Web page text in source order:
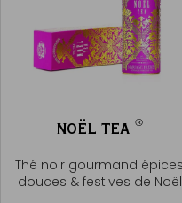
NOËL TEA®
Thé noir gourmand épices
douces & festives de Noël